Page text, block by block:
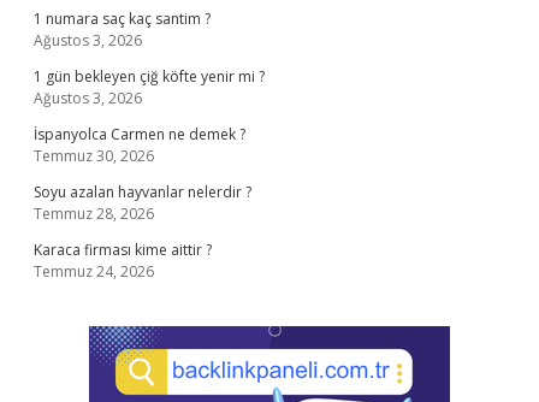
1 numara saç kaç santim ?
Ağustos 3, 2026
1 gün bekleyen çiğ köfte yenir mi ?
Ağustos 3, 2026
İspanyolca Carmen ne demek ?
Temmuz 30, 2026
Soyu azalan hayvanlar nelerdir ?
Temmuz 28, 2026
Karaca firması kime aittir ?
Temmuz 24, 2026